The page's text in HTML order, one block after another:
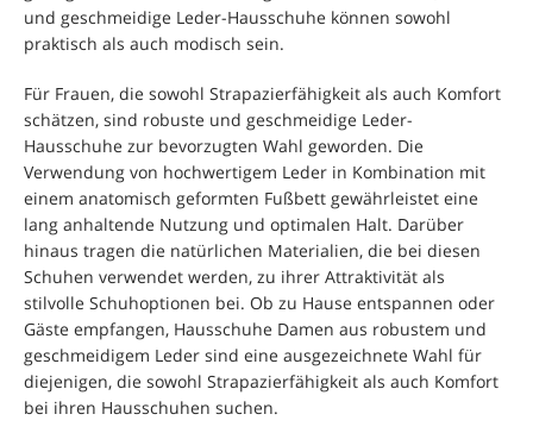
und geschmeidige Leder-Hausschuhe können sowohl
praktisch als auch modisch sein.
Für Frauen, die sowohl Strapazierfähigkeit als auch Komfort
schätzen, sind robuste und geschmeidige Leder-
Hausschuhe zur bevorzugten Wahl geworden. Die
Verwendung von hochwertigem Leder in Kombination mit
einem anatomisch geformten Fußbett gewährleistet eine
lang anhaltende Nutzung und optimalen Halt. Darüber
hinaus tragen die natürlichen Materialien, die bei diesen
Schuhen verwendet werden, zu ihrer Attraktivität als
stilvolle Schuhoptionen bei. Ob zu Hause entspannen oder
Gäste empfangen, Hausschuhe Damen aus robustem und
geschmeidigem Leder sind eine ausgezeichnete Wahl für
diejenigen, die sowohl Strapazierfähigkeit als auch Komfort
bei ihren Hausschuhen suchen.